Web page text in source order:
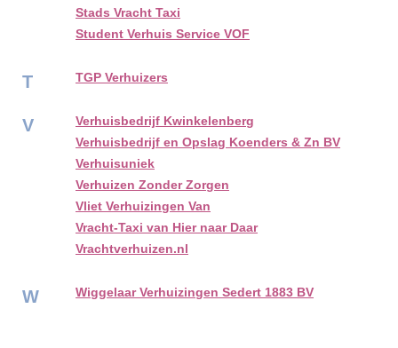
Stads Vracht Taxi
Student Verhuis Service VOF
T TGP Verhuizers
V
Verhuisbedrijf Kwinkelenberg
Verhuisbedrijf en Opslag Koenders & Zn BV
Verhuisuniek
Verhuizen Zonder Zorgen
Vliet Verhuizingen Van
Vracht-Taxi van Hier naar Daar
Vrachtverhuizen.nl
W Wiggelaar Verhuizingen Sedert 1883 BV